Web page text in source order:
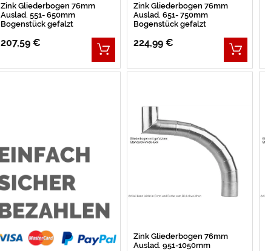
Zink Gliederbogen 76mm
Auslad. 551- 650mm
Bogenstück gefalzt
207,59 €
Zink Gliederbogen 76mm
Auslad. 651- 750mm
Bogenstück gefalzt
224,99 €
Zink Gliederbogen 76mm
Auslad. 951-1050mm